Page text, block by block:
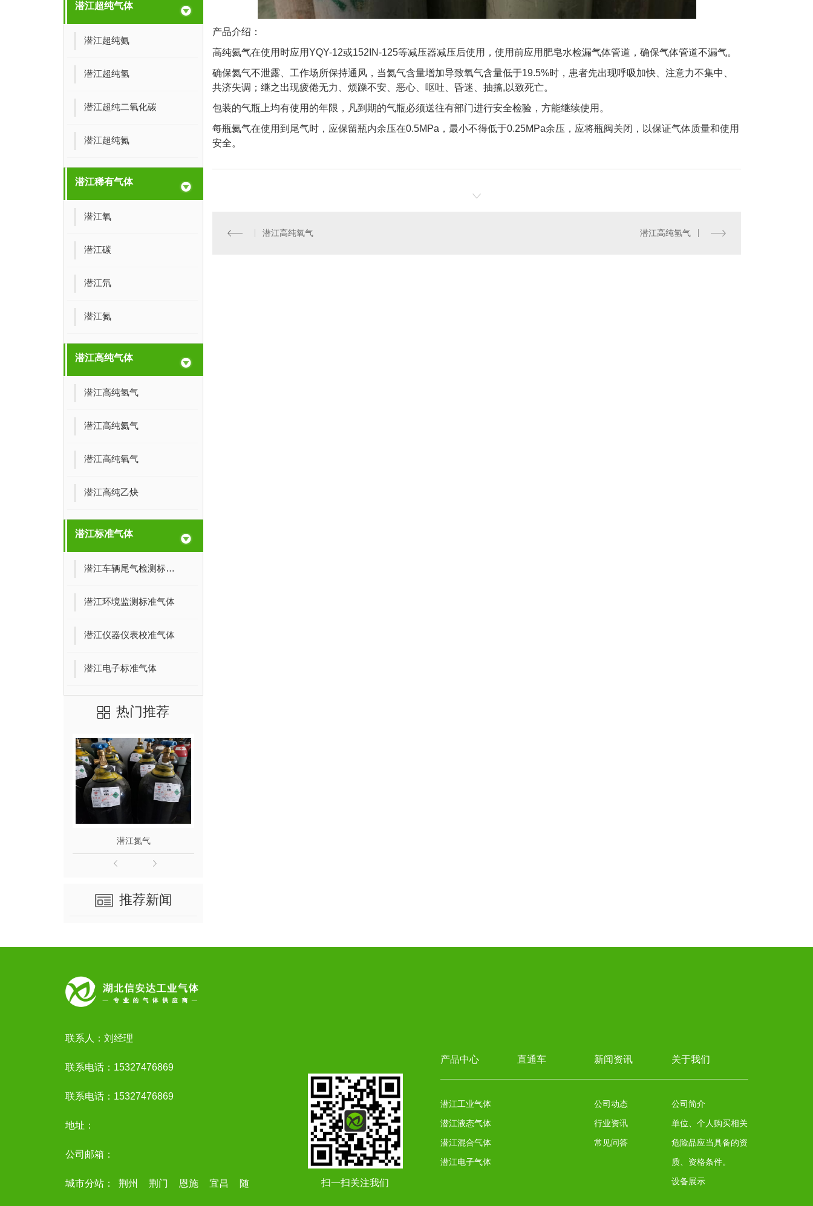
潜江超纯气体
潜江超纯氨
潜江超纯氢
潜江超纯二氧化碳
潜江超纯氮
潜江稀有气体
潜江氧
潜江碳
潜江氘
潜江氮
潜江高纯气体
潜江高纯氢气
潜江高纯氦气
潜江高纯氧气
潜江高纯乙炔
潜江标准气体
潜江车辆尾气检测标准气体
潜江环境监测标准气体
潜江仪器仪表校准气体
潜江电子标准气体
热门推荐
潜江氮气
推荐新闻
产品介绍：
高纯氦气在使用时应用YQY-12或152IN-125等减压器减压后使用，使用前应用肥皂水检漏气体管道，确保气体管道不漏气。
确保氦气不泄露、工作场所保持通风，当氦气含量增加导致氧气含量低于19.5%时，患者先出现呼吸加快、注意力不集中、
共济失调；继之出现疲倦无力、烦躁不安、恶心、呕吐、昏迷、抽搐,以致死亡。
包装的气瓶上均有使用的年限，凡到期的气瓶必须送往有部门进行安全检验，方能继续使用。
每瓶氦气在使用到尾气时，应保留瓶内余压在0.5MPa，最小不得低于0.25MPa余压，应将瓶阀关闭，以保证气体质量和使用
安全。
潜江高纯氧气 潜江高纯氢气
联系人：刘经理
联系电话：15327476869
联系电话：15327476869
地址：
公司邮箱：
城市分站： 荆州 荆门 恩施 宜昌 随 扫一扫关注我们
产品中心
潜江工业气体
潜江液态气体
潜江混合气体
潜江电子气体
直通车 新闻资讯
公司动态
行业资讯
常见问答
关于我们
公司简介
单位、个人购买相关
危险品应当具备的资
质、资格条件。
设备展示